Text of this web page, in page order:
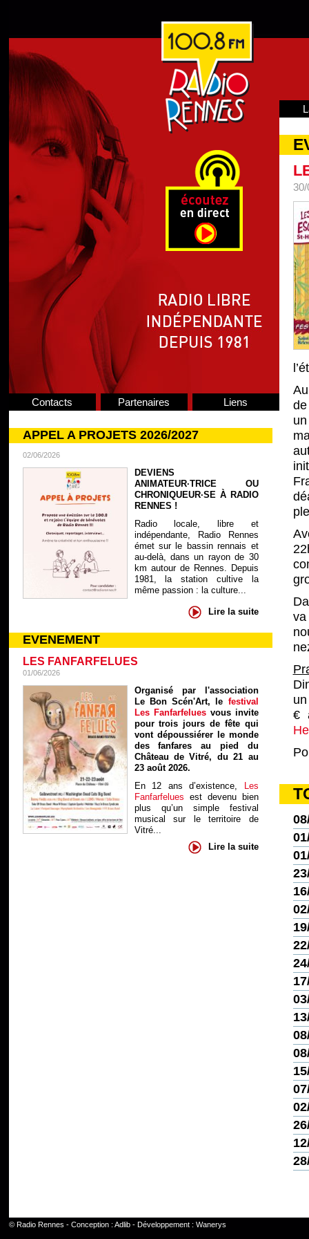
Contacts Partenaires Liens
APPEL A PROJETS 2026/2027
02/06/2026
DEVIENS
ANIMATEUR·TRICE OU
CHRONIQUEUR·SE À RADIO
RENNES !
Radio locale, libre et
indépendante, Radio Rennes
émet sur le bassin rennais et
au-delà, dans un rayon de 30
km autour de Rennes. Depuis
1981, la station cultive la
même passion : la culture...
Lire la suite
EVENEMENT
LES FANFARFELUES
01/06/2026
Organisé par l'association
Le Bon Scén'Art, le festival
Les Fanfarfelues vous invite
pour trois jours de fête qui
vont dépoussiérer le monde
des fanfares au pied du
Château de Vitré, du 21 au
23 août 2026.
En 12 ans d’existence, Les
Fanfarfelues est devenu bien
plus qu’un simple festival
musical sur le territoire de
Vitré...
Lire la suite
30/
€
© Radio Rennes - Conception : Adlib- Développement : Wanerys